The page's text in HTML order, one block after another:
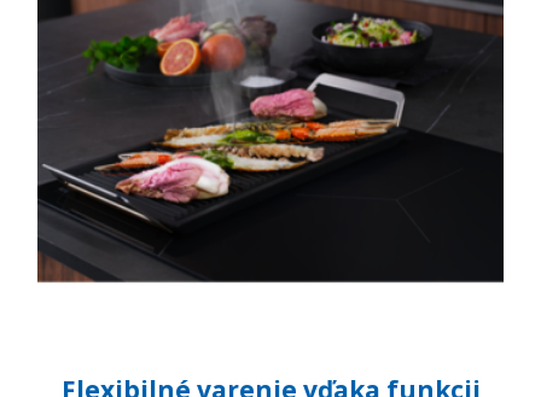
Flexibilné varenie vďaka funkcii